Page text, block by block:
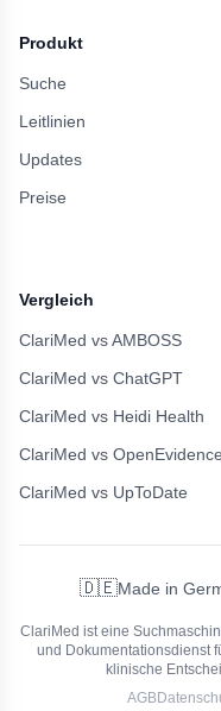
Produkt
Suche
Leitlinien
Updates
Preise
Vergleich
ClariMed vs AMBOSS
ClariMed vs ChatGPT
ClariMed vs Heidi Health
ClariMed vs OpenEvidence
ClariMed vs UpToDate
🇩🇪Made in
ClariMed ist eine
und Dokumentationsdienst
klinische
AGB